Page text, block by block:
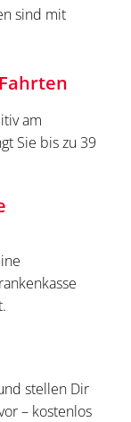
sind mit
am
Sie bis zu 39
stellen Dir
– kostenlos